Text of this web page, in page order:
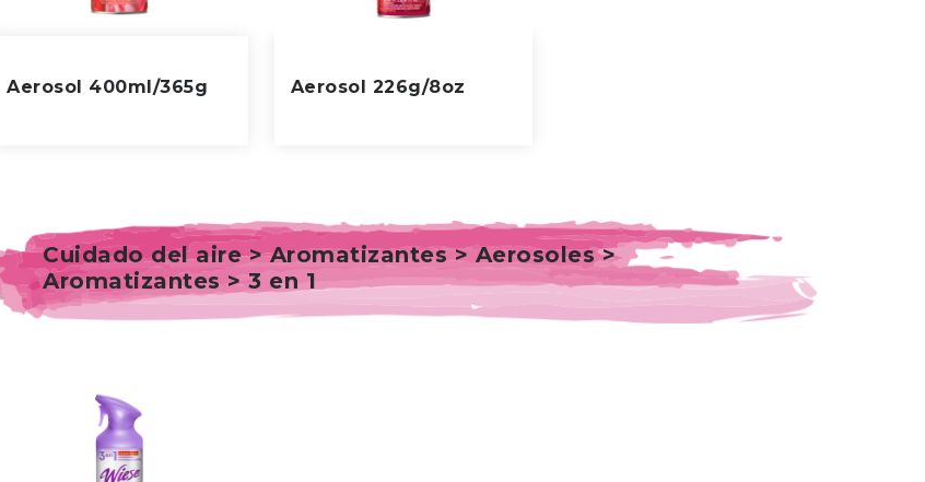
Aerosol 400ml/365g Aerosol 226g/8oz
Cuidado del aire > Aromatizantes > Aerosoles >
Aromatizantes > 3 en 1